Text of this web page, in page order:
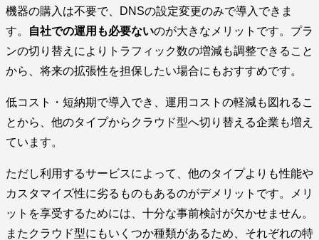
機器の購入は不要で、DNSの設定変更のみで導入できま
す。
自社での運用も必要ないのが大きなメリットです。プラ
ンの切り替えによりトラフィック数の増減も調整できること
から、将来の拡張性を担保したい場合にもおすすめです。
低コスト・短納期で導入でき、運用コストの軽減も図れるこ
とから、他のタイプからクラウド型へ切り替える企業も増え
ています。
ただし利用するサービスによって、他のタイプよりも性能や
カスタマイズ性に劣るものもあるのがデメリットです。メリ
ットを享受するためには、十分な事前検討が欠かせません。
またクラウド型にもいくつか種類があるため、それぞれの特